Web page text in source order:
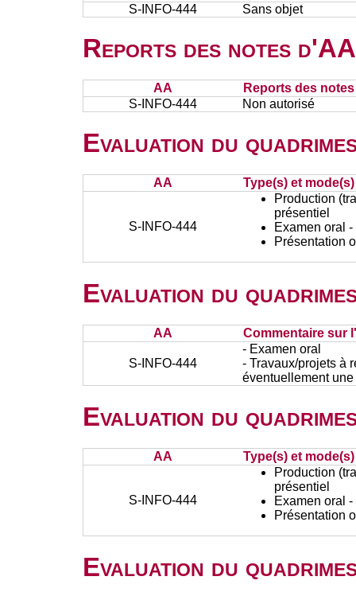
S-INFO-444 Sans objet
Reports des notes
AA
Reports des
S-INFO-444
Non autorisé
Evaluation du
AA Type(s) et
S-INFO-444
Production
présentiel
Examen oral
Présentation
Evaluation du
AA Commentaire sur
S-INFO-444
- Examen oral
- Travaux/projets à
éventuellement
Evaluation du
AA Type(s) et
S-INFO-444
Production
présentiel
Examen oral
Présentation
Evaluation du